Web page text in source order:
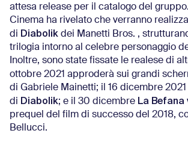
attesa release per il catalogo del gruppo.
Cinema ha rivelato che verranno
di Diabolik dei Manetti Bros. ,
trilogia intorno al celebre personaggio
Inoltre, sono state fissate le realese di
ottobre 2021 approderà sui grandi
di Gabriele Mainetti; il 16 dicembre
di Diabolik; e il 30 dicembre La Befana
prequel del film di successo del 2018,
Bellucci.